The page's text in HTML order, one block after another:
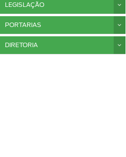
LEGISLAÇÃO
PORTARIAS
DIRETORIA